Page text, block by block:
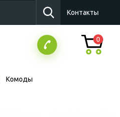
Контакты
0
Комоды